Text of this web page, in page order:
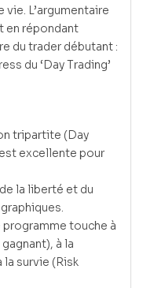
L’argumentaire
en répondant
du trader débutant :
du ‘Day Trading’
tripartite (Day
excellente pour
la liberté et du
programme touche à
à la
survie (Risk